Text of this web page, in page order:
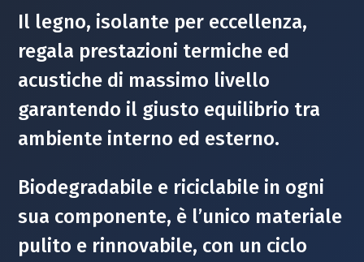
Il legno, isolante per eccellenza,
regala prestazioni termiche ed
acustiche di massimo livello
garantendo il giusto equilibrio tra
ambiente interno ed esterno.
Biodegradabile e riciclabile in ogni
sua componente, è l’unico materiale
pulito e rinnovabile, con un ciclo